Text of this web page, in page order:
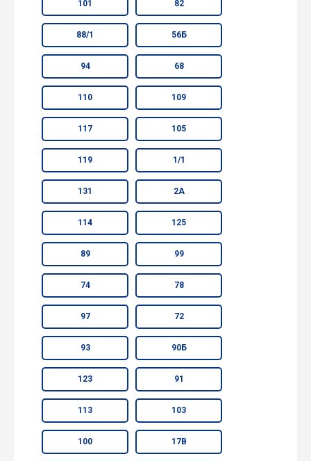
101 82
88/1 56Б
94 68
110 109
117 105
119 1/1
131 2А
114 125
89 99
74 78
97 72
93 90Б
123 91
113 103
100 17В